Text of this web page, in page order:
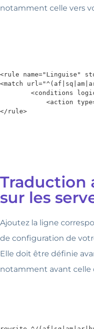
notamment celle vers
<rule name="Linguise"
<match
<conditions
<action
</rule>
Traduction
sur les
Ajoutez la ligne
de configuration de
Elle doit être définie
notamment avant celle